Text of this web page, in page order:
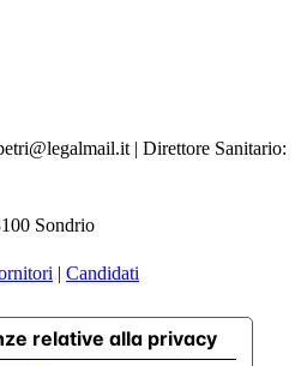
| Direttore Sanitario:
Sondrio
| Candidati
relative alla privacy